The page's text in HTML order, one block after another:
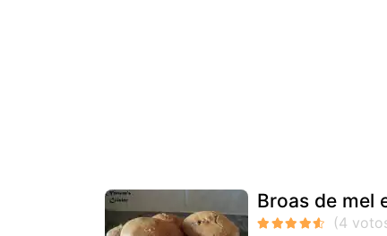
Broas de mel